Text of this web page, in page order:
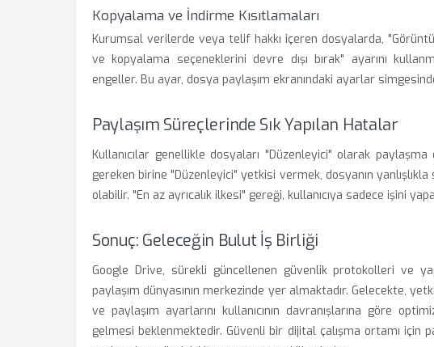
Kopyalama ve İndirme Kısıtlamaları
Kurumsal verilerde veya telif hakkı içeren dosyalarda,
ve kopyalama seçeneklerini devre dışı bırak" ayarını
engeller. Bu ayar, dosya paylaşım ekranındaki ayarlar
Paylaşım Süreçlerinde Sık Yapılan Hatalar
Kullanıcılar genellikle dosyaları "Düzenleyici" olarak
gereken birine "Düzenleyici" yetkisi vermek, dosyanın
olabilir. "En az ayrıcalık ilkesi" gereği, kullanıcıya sadece işini
Sonuç: Geleceğin Bulut İş Birliği
Google Drive, sürekli güncellenen güvenlik protokolleri ve
paylaşım dünyasının merkezinde yer almaktadır. Gelecekte,
ve paylaşım ayarlarını kullanıcının davranışlarına göre
gelmesi beklenmektedir. Güvenli bir dijital çalışma ortamı için